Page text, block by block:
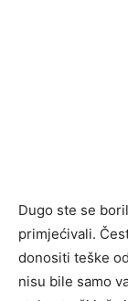
Dugo ste se
primjećivali.
donositi teške
nisu bile samo